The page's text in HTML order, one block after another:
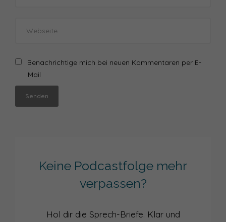
Benachrichtige mich bei neuen Kommentaren per E-
Mail
Senden
Keine Podcastfolge mehr
verpassen?
Hol dir die Sprech-Briefe. Klar und